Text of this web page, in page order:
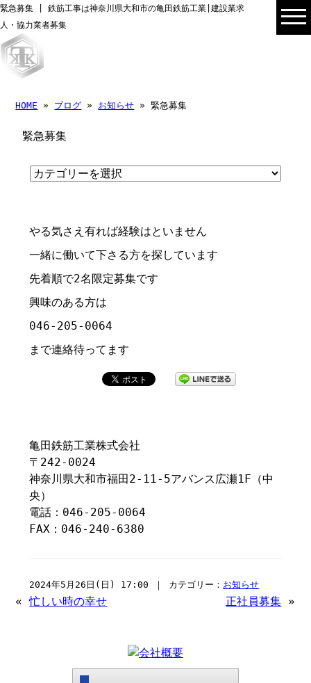
緊急募集 | 鉄筋工事は神奈川県大和市の亀田鉄筋工業|建設業求
人・協力業者募集
HOME » ブログ » お知らせ » 緊急募集
緊急募集
やる気さえ有れば経験はといません
一緒に働いて下さる方を探しています
先着順で2名限定募集です
興味のある方は
046-205-0064
まで連絡待ってます
亀田鉄筋工業株式会社
〒242-0024
神奈川県大和市福田2-11-5アバンス広瀬1F（中
央）
電話：046-205-0064
FAX：046-240-6380
2024年5月26日(日) 17:00 ｜ カテゴリー： お知らせ
«忙しい時の幸せ 正社員募集 »